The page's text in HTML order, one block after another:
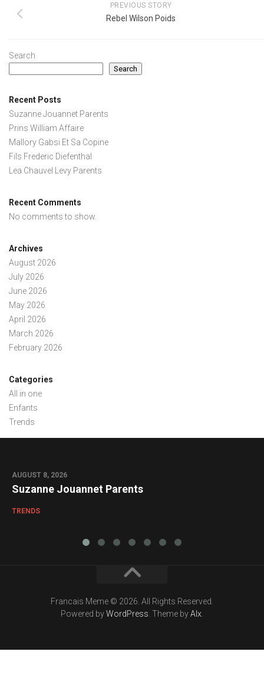
PREVIOUS STORY
Rebel Wilson Poids
Search
Search
Recent Posts
Suzanne Jouannet Parents
Prins William Affaire
Mallory Gabsi Et Sa Copine
Fils Frederic Diefenthal
Lea Chauvel Levy Parents
Recent Comments
No comments to show.
Archives
August 2026
July 2026
June 2026
May 2026
April 2026
March 2026
February 2026
Categories
All in one
Enfants
Trends
AUGUST 8, 2026
Suzanne Jouannet Parents
TRENDS
Francais Meme © 2026. All Rights Reserved.
Powered byWordPress . Theme byAlx